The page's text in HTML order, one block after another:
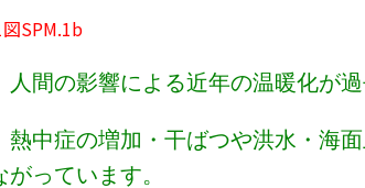
SPM.1b
人間の影響による近年の温暖化が
熱中症の増加・干ばつや洪水・海
っています。